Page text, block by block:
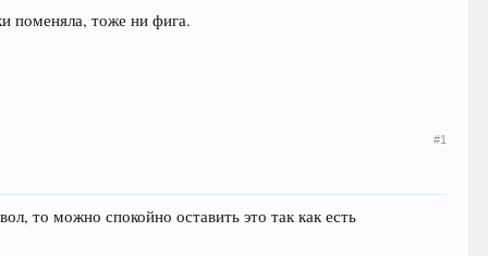
поменяла, тоже ни фига.
#1
то можно спокойно оставить это так как есть